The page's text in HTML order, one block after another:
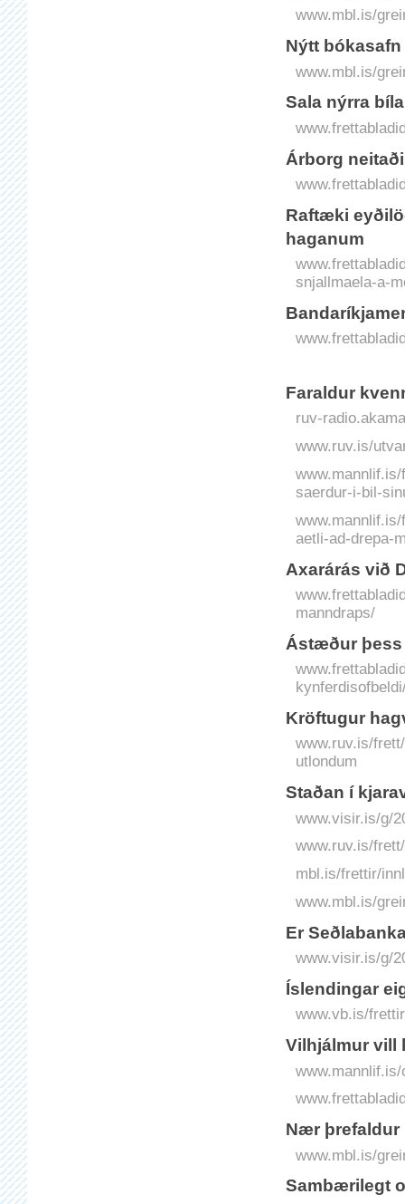
www.mbl.is/
Nýtt bókasafn
www.mbl.is/
Sala nýrra
Ár­borg
Raf­tæki
haganum
snjallmaela-a-
Faraldur
ruv-
www.ruv.is/
saerdur-i-bil-
aetli-ad-drepa-
Axarárás við
manndraps/
Á­stæður þess
Kröftugur
www.ruv.is/
utlondum
Staðan í
www.visir.is/g/
www.ruv.is/
mbl.is/frettir/
www.mbl.is/
Er
www.visir.is/g/
Íslendingar
www.vb.is/
Vilhjálmur vill
Nær
www.mbl.is/
Sambærilegt